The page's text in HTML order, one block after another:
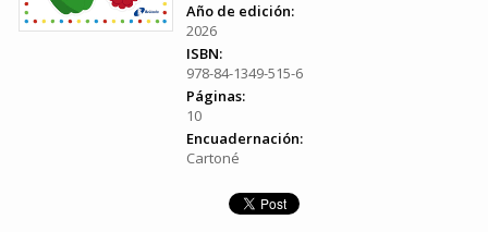
Año de edición:
2026
ISBN:
978-84-1349-515-6
Páginas:
10
Encuadernación:
Cartoné